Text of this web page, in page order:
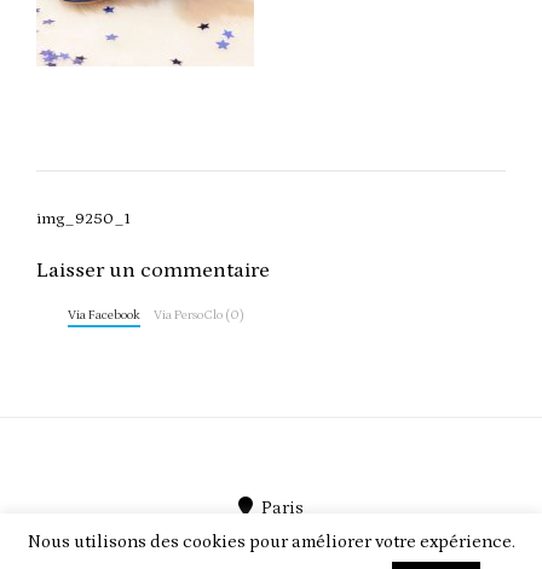
Post
img_9250_1
Laisser un commentaire
Via Facebook Via PersoClo (0)
Paris
PersoClo par PEEGMO
Nous utilisons des cookies pour améliorer votre expérience.